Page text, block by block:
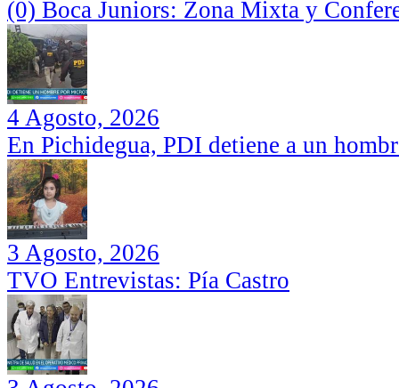
(0) Boca Juniors: Zona Mixta y
4 Agosto, 2026
En Pichidegua, PDI detiene a un
3 Agosto, 2026
TVO Entrevistas: Pía Castro